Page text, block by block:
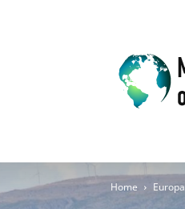
Mooie
plekken
op
aarde
Home Europa